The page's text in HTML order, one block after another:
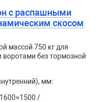
с распашными
скосом
массой 750 кг для
без тормозной
мм:
/